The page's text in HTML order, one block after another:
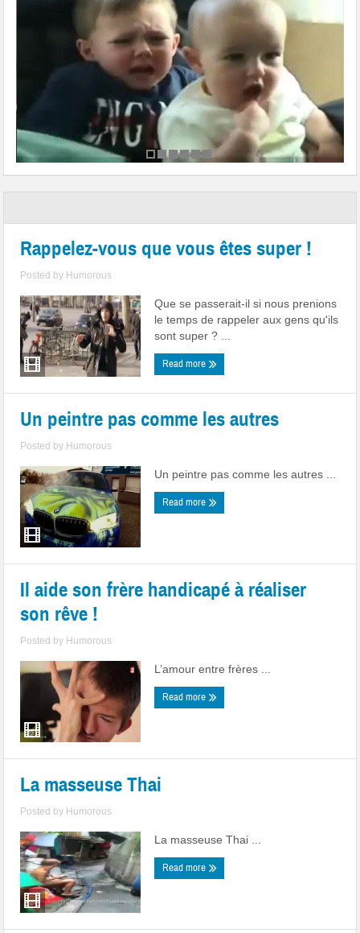
Rappelez-vous que vous êtes super !
Posted by Humorous
Que se passerait-il si nous prenions
le temps de rappeler aux gens qu'ils
sont super ? ...
Read more
Un peintre pas comme les autres
Posted by Humorous
Un peintre pas comme les autres ...
Read more
Il aide son frère handicapé à réaliser
son rêve !
Posted by Humorous
L’amour entre frères ...
Read more
La masseuse Thai
Posted by Humorous
La masseuse Thai ...
Read more